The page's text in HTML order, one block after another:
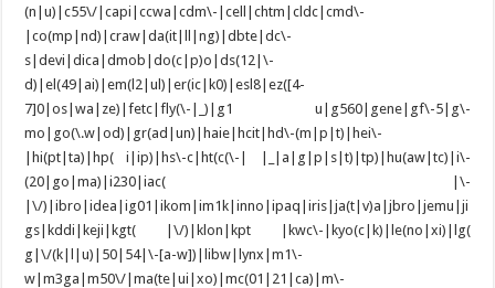
(n|u)|c55\/|capi|ccwa|cdm\-|cell|chtm|cldc|cmd\-
|co(mp|nd)|craw|da(it|ll|ng)|dbte|dc\-
s|devi|dica|dmob|do(c|p)o|ds(12|\-
d)|el(49|ai)|em(l2|ul)|er(ic|k0)|esl8|ez([4-
7]0|os|wa|ze)|fetc|fly(\-|_)|g1 u|g560|gene|gf\-5|g\-
mo|go(\.w|od)|gr(ad|un)|haie|hcit|hd\-(m|p|t)|hei\-
|hi(pt|ta)|hp( i|ip)|hs\-c|ht(c(\-| |_|a|g|p|s|t)|tp)|hu(aw|tc)|i\-
(20|go|ma)|i230|iac( |\-
|\/)|ibro|idea|ig01|ikom|im1k|inno|ipaq|iris|ja(t|v)a|jbro|jemu|ji
gs|kddi|keji|kgt( |\/)|klon|kpt |kwc\-|kyo(c|k)|le(no|xi)|lg(
g|\/(k|l|u)|50|54|\-[a-w])|libw|lynx|m1\-
w|m3ga|m50\/|ma(te|ui|xo)|mc(01|21|ca)|m\-